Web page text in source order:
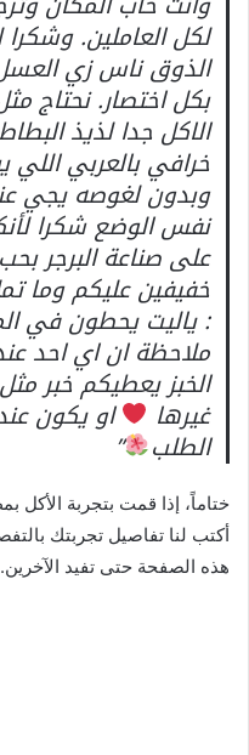
لكل العاملين.
الذوق ناس زي
بكل اختصار. نحتاج
الاكل جدا لذيذ
خرافي بالعربي
وبدون لغوصه يجي
نفس الوضع شكرا
على صناعة البرجر
خفيفين عليكم وما
: ياليت يحطون في
ملاحظة ان اي احد
الخبز يعطيكم خبر
غيرها او يكون
الطلب ”
ختاماً، إذا قمت بتجربة الأكل
أكتب لنا تفاصيل تجربتك
هذه الصفحة حتى تفيد الآخرين.